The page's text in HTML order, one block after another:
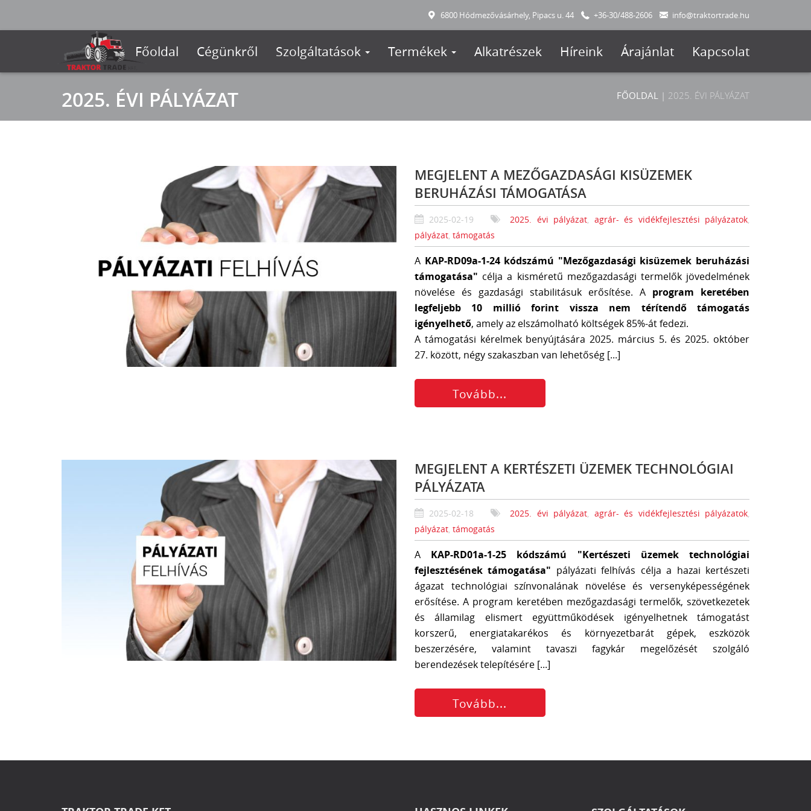
6800 Hódmezővásárhely, Pipacs u. 44 +36-30/488-2606 info@traktortrade.hu
Főoldal Cégünkről Szolgáltatások Termékek Alkatrészek Híreink Árajánlat Kapcsolat
2025. ÉVI PÁLYÁZAT FŐOLDAL | 2025. ÉVI PÁLYÁZAT
MEGJELENT A MEZŐGAZDASÁGI KISÜZEMEK
BERUHÁZÁSI TÁMOGATÁSA
2025-02-19 2025. évi pályázat, agrár- és vidékfejlesztési pályázatok,
pályázat, támogatás
A KAP-RD09a-1-24 kódszámú "Mezőgazdasági kisüzemek beruházási
támogatása" célja a kisméretű mezőgazdasági termelők jövedelmének
növelése és gazdasági stabilitásuk erősítése. A program keretében
legfeljebb 10 millió forint vissza nem térítendő támogatás
igényelhető, amely az elszámolható költségek 85%-át fedezi.
A támogatási kérelmek benyújtására 2025. március 5. és 2025. október
27. között, négy szakaszban van lehetőség [...]
Tovább...
MEGJELENT A KERTÉSZETI ÜZEMEK TECHNOLÓGIAI
PÁLYÁZATA
2025-02-18 2025. évi pályázat, agrár- és vidékfejlesztési pályázatok,
pályázat, támogatás
A KAP-RD01a-1-25 kódszámú "Kertészeti üzemek technológiai
fejlesztésének támogatása" pályázati felhívás célja a hazai kertészeti
ágazat technológiai színvonalának növelése és versenyképességének
erősítése. A program keretében mezőgazdasági termelők, szövetkezetek
és államilag elismert együttműködések igényelhetnek támogatást
korszerű, energiatakarékos és környezetbarát gépek, eszközök
beszerzésére, valamint tavaszi fagykár megelőzését szolgáló
berendezések telepítésére [...]
Tovább...